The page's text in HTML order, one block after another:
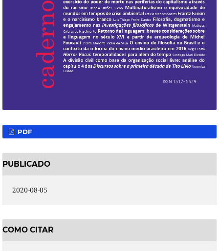
PDF
PUBLICADO
2020-08-05
COMO CITAR